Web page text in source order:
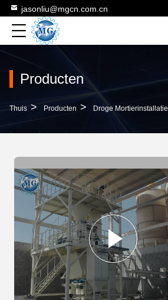
jasonliu@mgcn.com.cn
Producten
Thuis > Producten > Droge Mortierinstallatie